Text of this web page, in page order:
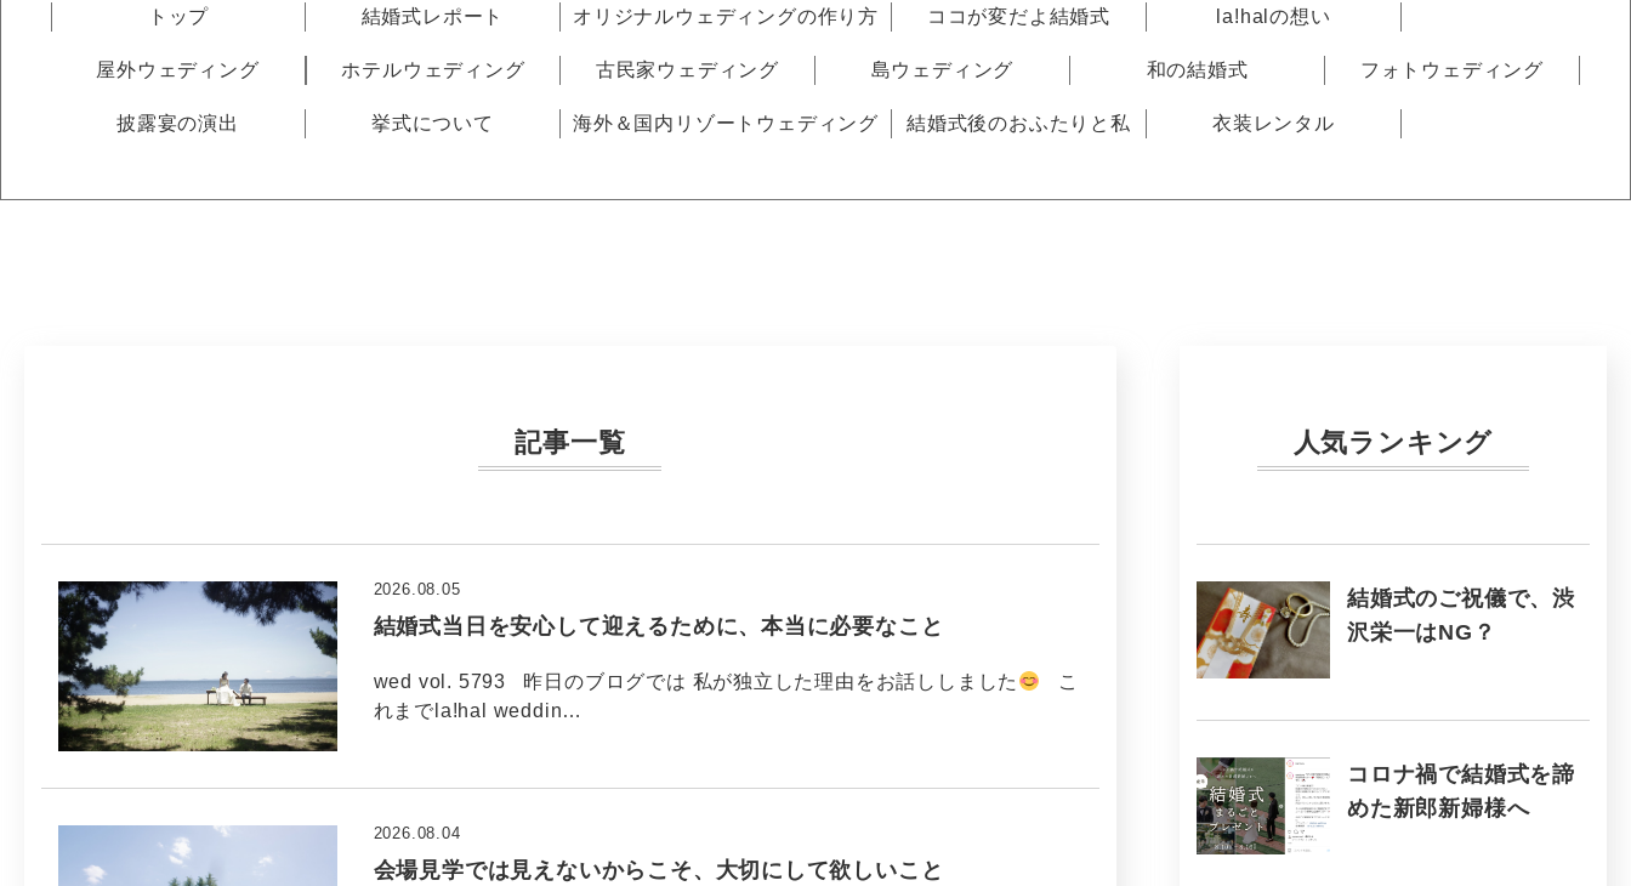
トップ 結婚式レポート オリジナルウェディングの作り方 ココが変だよ結婚式 la!halの想い
屋外ウェディング ホテルウェディング 古民家ウェディング 島ウェディング 和の結婚式 フォトウェディング
披露宴の演出 挙式について 海外＆国内リゾートウェディング 結婚式後のおふたりと私 衣装レンタル
記事一覧
結婚式当日を安心して迎えるために、本当に必要なこと
2026.08.05
wed vol. 5793 昨日のブログでは 私が独立した理由をお話ししました
こ
れまでla!hal weddin…
会場見学では見えないからこそ、大切にして欲しいこと
2026.08.04
人気ランキング
結婚式のご祝儀で、渋
沢栄一はNG？
コロナ禍で結婚式を諦
めた新郎新婦様へ